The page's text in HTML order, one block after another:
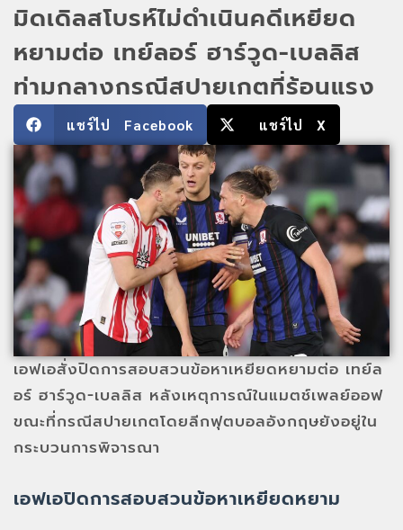
มิดเดิลสโบรห์ไม่ดำเนินคดีเหยียด
หยามต่อ เทย์ลอร์ ฮาร์วูด-เบลลิส
ท่ามกลางกรณีสปายเกตที่ร้อนแรง
แชร์ไป Facebook แชร์ไป X
เอฟเอสั่งปิดการสอบสวนข้อหาเหยียดหยามต่อ เทย์ล
อร์ ฮาร์วูด-เบลลิส หลังเหตุการณ์ในแมตช์เพลย์ออฟ
ขณะที่กรณีสปายเกตโดยลีกฟุตบอลอังกฤษยังอยู่ใน
กระบวนการพิจารณา
เอฟเอปิดการสอบสวนข้อหาเหยียดหยาม